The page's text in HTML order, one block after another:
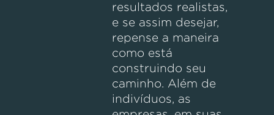
resultados realistas,
e se assim desejar,
repense a maneira
como está
construindo seu
caminho. Além de
indivíduos, as